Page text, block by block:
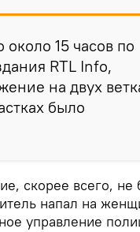
15 часов по
RTL Info,
на двух
было
скорее всего, не
напал на
управление